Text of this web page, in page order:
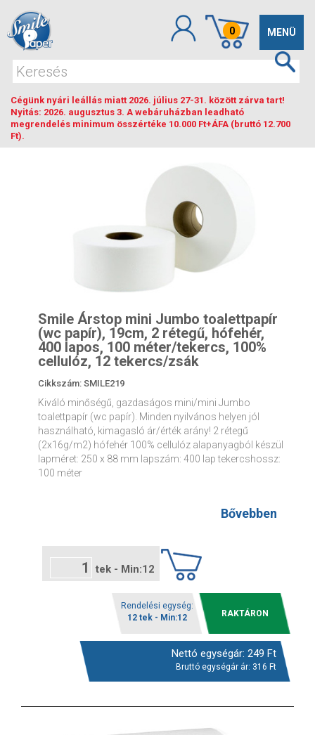
Toggle
MENÜ
0
Cégünk nyári leállás miatt 2026. július 27-31. között zárva tart!
Nyitás: 2026. augusztus 3. A webáruházban leadható
megrendelés minimum összértéke 10.000 Ft+ÁFA (bruttó 12.700
Ft).
Smile Árstop mini Jumbo toalettpapír
(wc papír), 19cm, 2 rétegű, hófehér,
400 lapos, 100 méter/tekercs, 100%
cellulóz, 12 tekercs/zsák
Cikkszám: SMILE219
Kiváló minőségű, gazdaságos mini/mini Jumbo
toalettpapír (wc papír). Minden nyilvános helyen jól
használható, kimagasló ár/érték arány! 2 rétegű
(2x16g/m2) hófehér 100% cellulóz alapanyagból készül
lapméret: 250 x 88 mm lapszám: 400 lap tekercshossz:
100 méter
Bővebben
tek - Min:12
Rendelési egység:
12 tek - Min:12
RAKTÁRON
Nettó egységár: 249 Ft
Bruttó egységár ár: 316 Ft